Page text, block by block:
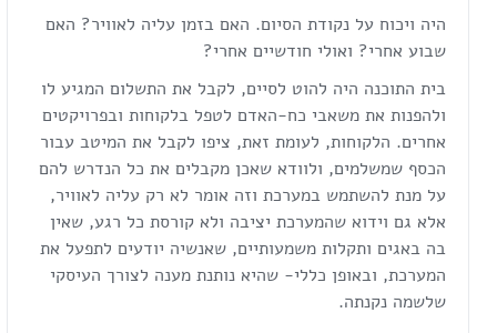
היה ויכוח על נקודת הסיום. האם בזמן עליה לאוויר? האם
שבוע אחרי? ואולי חודשיים אחרי?
בית התוכנה היה להוט לסיים, לקבל את התשלום המגיע לו
ולהפנות את משאבי כח-האדם לטפל בלקוחות ובפרויקטים
אחרים. הלקוחות, לעומת זאת, ציפו לקבל את המיטב עבור
הכסף שמשלמים, ולוודא שאכן מקבלים את כל הנדרש להם
על מנת להשתמש במערכת וזה אומר לא רק עליה לאוויר,
אלא גם וידוא שהמערכת יציבה ולא קורסת כל רגע, שאין
בה באגים ותקלות משמעותיים, שאנשיה יודעים לתפעל את
המערכת, ובאופן כללי- שהיא נותנת מענה לצורך העיסקי
שלשמה נקנתה.